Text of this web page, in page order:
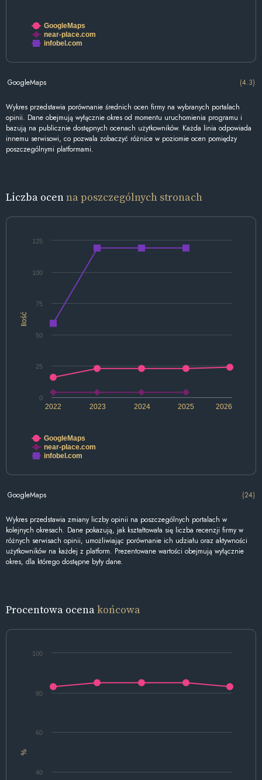
GoogleMaps
near-place.com
infobel.com
GoogleMaps (4.3)
Wykres przedstawia porównanie średnich ocen firmy na wybranych portalach
opinii. Dane obejmują wyłącznie okres od momentu uruchomienia programu i
bazują na publicznie dostępnych ocenach użytkowników. Każda linia odpowiada
innemu serwisowi, co pozwala zobaczyć różnice w poziomie ocen pomiędzy
poszczególnymi platformami.
Liczba ocenna poszczególnych stronach
Ilość
2022 2024 2026
2023 2025
0
25
50
75
100
125
GoogleMaps
near-place.com
infobel.com
GoogleMaps (24)
Wykres przedstawia zmiany liczby opinii na poszczególnych portalach w
kolejnych okresach. Dane pokazują, jak kształtowała się liczba recenzji firmy w
różnych serwisach opinii, umożliwiając porównanie ich udziału oraz aktywności
użytkowników na każdej z platform. Prezentowane wartości obejmują wyłącznie
okres, dla którego dostępne były dane.
Procentowa ocenakońcowa
%
40
60
80
100